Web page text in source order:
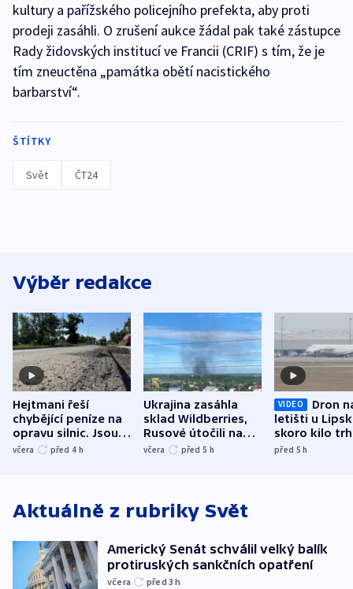
kultury a pařížského policejního prefekta, aby proti
prodeji zasáhli. O zrušení aukce žádal pak také zástupce
Rady židovských institucí ve Francii (CRIF) s tím, že je
tím zneuctěna „památka obětí nacistického
barbarství“.
ŠTÍTKY
Svět ČT24
Výběr redakce
Hejtmani řeší
chybějící peníze na
opravu silnic. Jsou
nenárokové, namítá
včera před 4 h
Ukrajina zasáhla
sklad Wildberries,
Rusové útočili na
trh, hasiče či
včera před 5 h
VIDEO
Dron
letišti u
skoro kilo
indicie
před 5h
Aktuálně z rubriky Svět
Americký Senát schválil velký balík
protiruských sankčních opatření
včera před 3h